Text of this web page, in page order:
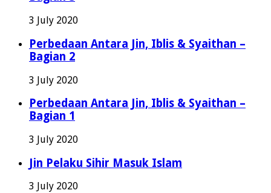
3 July 2020
Perbedaan Antara Jin, Iblis & Syaithan –
Bagian 2
3 July 2020
Perbedaan Antara Jin, Iblis & Syaithan –
Bagian 1
3 July 2020
Jin Pelaku Sihir Masuk Islam
3 July 2020